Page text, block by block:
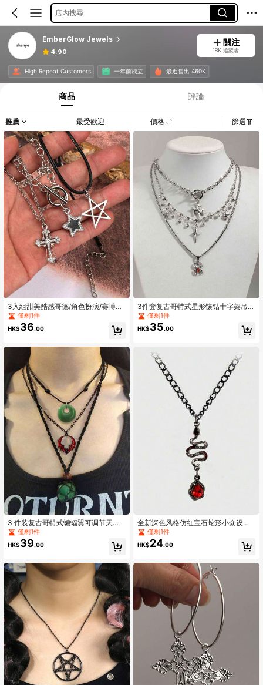
店內搜尋
EmberGlow Jewels
4.90
關注
18K 追蹤者
High Repeat Customers 一年前成立 最近售出 460K
商品 評論
推薦 最受歡迎 價格 篩選
3入組甜美酷感哥德/角色扮演/赛博庞
克風格黑色鑲嵌水鑽十字/星星吊墜式
項鍊套裝-女士
僅剩1件
HK$36.00
3 件装复古哥特式蝙蝠翼可调节天然
石、黑色网眼、玻璃珠项链套装、男
女绿色吊坠项链、万圣节
僅剩1件
HK$39.00
3件套复古哥特式星形镶钻十字架吊坠
项链套装，多层水钻蜘蛛颈链，女士
僅剩1件
HK$35.00
全新深色风格仿红宝石蛇形小众设计
高端不褪色蛇形吊坠项链，万圣节珠
僅剩1件
HK$24.00